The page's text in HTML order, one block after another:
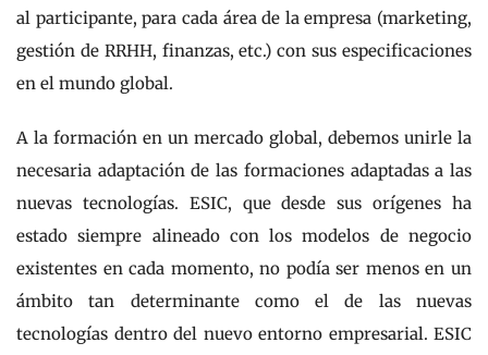
al participante, para cada área de la empresa (marketing,
gestión de RRHH, finanzas, etc.) con sus especificaciones
en el mundo global.
A la formación en un mercado global, debemos unirle la
necesaria adaptación de las formaciones adaptadas a las
nuevas tecnologías. ESIC, que desde sus orígenes ha
estado siempre alineado con los modelos de negocio
existentes en cada momento, no podía ser menos en un
ámbito tan determinante como el de las nuevas
tecnologías dentro del nuevo entorno empresarial. ESIC